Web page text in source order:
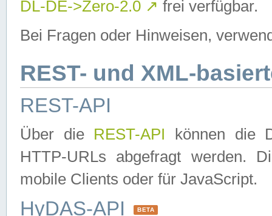
DL-DE->Zero-2.0 ↗ frei verfügbar.
Bei Fragen oder Hinweisen,
REST- und XML-
REST-API
Über die REST-API können die
HTTP-URLs abgefragt werden.
mobile Clients oder für JavaScript.
HyDAS-API BETA